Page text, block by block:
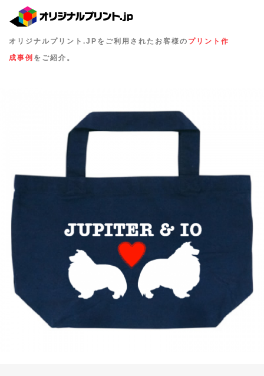
オリジナルプリント.JPをご利用されたお客様の プリント作
成事例 をご紹介。